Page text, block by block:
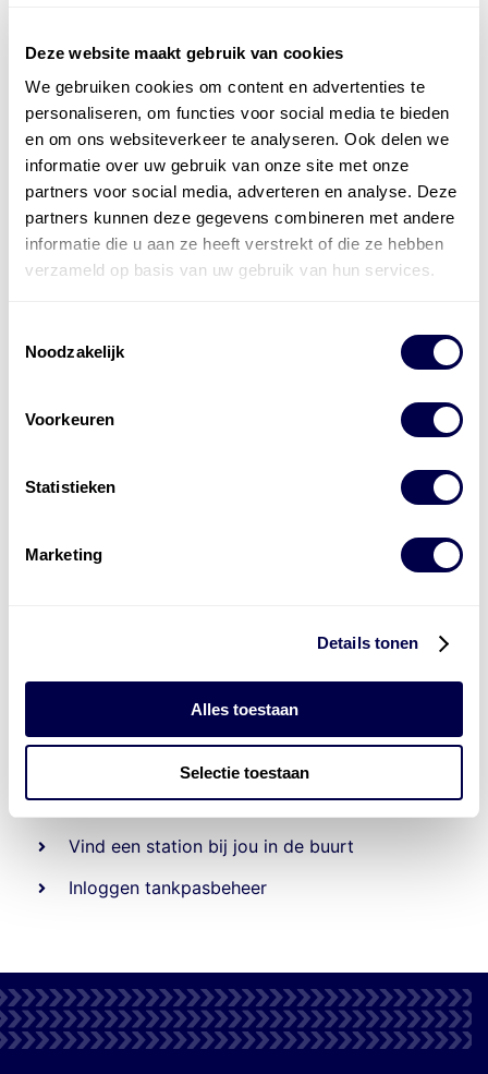
Deze website maakt gebruik van cookies
We gebruiken cookies om content en advertenties te
personaliseren, om functies voor social media te bieden
en om ons websiteverkeer te analyseren. Ook delen we
informatie over uw gebruik van onze site met onze
partners voor social media, adverteren en analyse. Deze
partners kunnen deze gegevens combineren met andere
informatie die u aan ze heeft verstrekt of die ze hebben
verzameld op basis van uw gebruik van hun services.
Noodzakelijk
Voorkeuren
Statistieken
Marketing
Details tonen
Alles toestaan
Selectie toestaan
Officieel distributeur met Mobil Smeermiddelen
voor alle sectoren
Welke olie heb ik nodig
Alle producten bekijken
ReferentiesKwikfit,Roba ,de Groot
tankstationsen duizenden
laadpassen
Den Hartog tank- en laadpas
Vind een station bij jou in de buurt
Inloggen tankpasbeheer